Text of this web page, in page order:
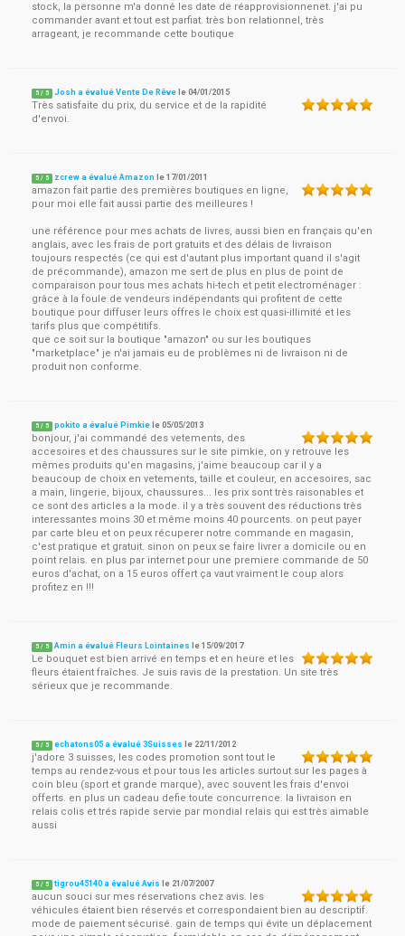
stock, la personne m'a donné les date de réapprovisionnenet. j'ai pu
commander avant et tout est parfiat. très bon relationnel, très
arrageant, je recommande cette boutique
5 / 5 Josh a évalué Vente De Rêve le04/01/2015
Très satisfaite du prix, du service et de la rapidité
d'envoi.
5 / 5 zcrew a évalué Amazon le17/01/2011
amazon fait partie des premières boutiques en ligne,
pour moi elle fait aussi partie des meilleures !
une référence pour mes achats de livres, aussi bien en français qu'en
anglais, avec les frais de port gratuits et des délais de livraison
toujours respectés (ce qui est d'autant plus important quand il s'agit
de précommande), amazon me sert de plus en plus de point de
comparaison pour tous mes achats hi-tech et petit electroménager :
grâce à la foule de vendeurs indépendants qui profitent de cette
boutique pour diffuser leurs offres le choix est quasi-illimité et les
tarifs plus que compétitifs.
que ce soit sur la boutique "amazon" ou sur les boutiques
"marketplace" je n'ai jamais eu de problèmes ni de livraison ni de
produit non conforme.
5 / 5 pokito a évalué Pimkie le05/05/2013
bonjour, j'ai commandé des vetements, des
accesoires et des chaussures sur le site pimkie, on y retrouve les
mêmes produits qu'en magasins, j'aime beaucoup car il y a
beaucoup de choix en vetements, taille et couleur, en accesoires, sac
a main, lingerie, bijoux, chaussures... les prix sont très raisonables et
ce sont des articles a la mode. il y a très souvent des réductions très
interessantes moins 30 et même moins 40 pourcents. on peut payer
par carte bleu et on peux récuperer notre commande en magasin,
c'est pratique et gratuit. sinon on peux se faire livrer a domicile ou en
point relais. en plus par internet pour une premiere commande de 50
euros d'achat, on a 15 euros offert ça vaut vraiment le coup alors
profitez en !!!
5 / 5 Amin a évalué Fleurs Lointaines le15/09/2017
Le bouquet est bien arrivé en temps et en heure et les
fleurs étaient fraîches. Je suis ravis de la prestation. Un site très
sérieux que je recommande.
5 / 5 echatons05 a évalué 3Suisses le 22/11/2012
j'adore 3 suisses, les codes promotion sont tout le
temps au rendez-vous et pour tous les articles surtout sur les pages à
coin bleu (sport et grande marque), avec souvent les frais d'envoi
offerts. en plus un cadeau defie toute concurrence. la livraison en
relais colis et trés rapide servie par mondial relais qui est très aimable
aussi
5 / 5 tigrou45140 a évalué Avis le 21/07/2007
aucun souci sur mes réservations chez avis. les
véhicules étaient bien réservés et correspondaient bien au descriptif.
mode de paiement sécurisé. gain de temps qui évite un déplacement